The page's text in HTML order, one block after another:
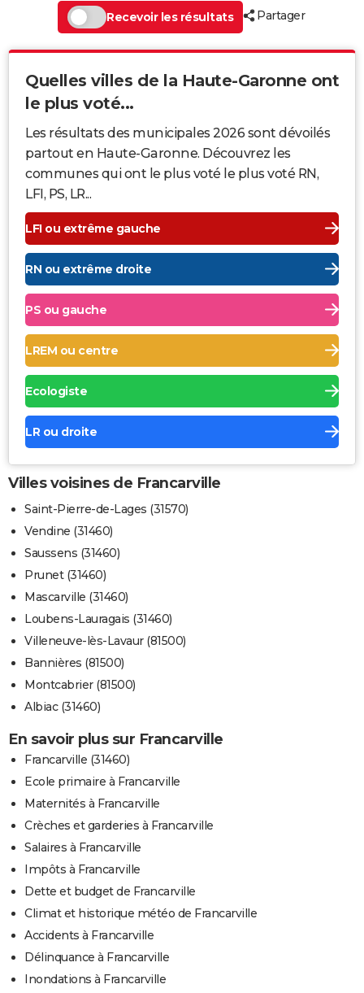
Recevoir les résultats
Partager
Quelles villes de la Haute-Garonne ont
le plus voté...
Les résultats des municipales 2026 sont dévoilés
partout en Haute-Garonne. Découvrez les
communes qui ont le plus voté le plus voté RN,
LFI, PS, LR...
LFI ou extrême gauche
RN ou extrême droite
PS ou gauche
LREM ou centre
Ecologiste
LR ou droite
Villes voisines de Francarville
Saint-Pierre-de-Lages (31570)
Vendine (31460)
Saussens (31460)
Prunet (31460)
Mascarville (31460)
Loubens-Lauragais (31460)
Villeneuve-lès-Lavaur (81500)
Bannières (81500)
Montcabrier (81500)
Albiac (31460)
En savoir plus sur Francarville
Francarville (31460)
Ecole primaire à Francarville
Maternités à Francarville
Crèches et garderies à Francarville
Salaires à Francarville
Impôts à Francarville
Dette et budget de Francarville
Climat et historique météo de Francarville
Accidents à Francarville
Délinquance à Francarville
Inondations à Francarville